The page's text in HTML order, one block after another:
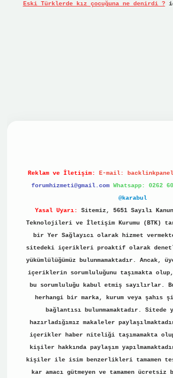
Eski Türklerde kız çocuğuna ne denirdi ?
Reklam ve İletişim: E-mail:
forumhizmeti@gmail.com Whatsapp: 0262
@karabul
Yasal Uyarı:
Sitemiz, 5651 Sayılı
Teknolojileri ve İletişim Kurumu (BTK)
bir Yer Sağlayıcı olarak hizmet
sitedeki içerikleri proaktif olarak
yükümlülüğümüz bulunmamaktadır. Ancak,
içeriklerin sorumluluğunu taşımakta
bu sorumluluğu kabul etmiş sayılırlar.
herhangi bir marka, kurum veya
bağlantısı bulunmamaktadır. Sitede
hazırladığımız makaleler
içerikler haber niteliği taşımamakta
kişiler hakkında paylaşım
kişiler ile isim benzerlikleri tamamen
kar amacı gütmeyen ve tamamen